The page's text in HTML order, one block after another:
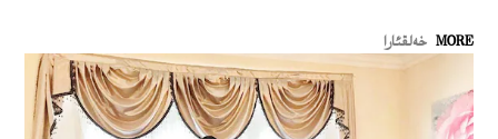
MORE خەلقئارا